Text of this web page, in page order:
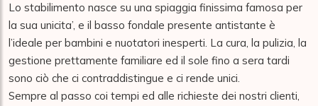
Lo stabilimento nasce su una spiaggia finissima famosa per
la sua unicita’, e il basso fondale presente antistante è
l’ideale per bambini e nuotatori inesperti. La cura, la pulizia, la
gestione prettamente familiare ed il sole fino a sera tardi
sono ciò che ci contraddistingue e ci rende unici.
Sempre al passo coi tempi ed alle richieste dei nostri clienti,